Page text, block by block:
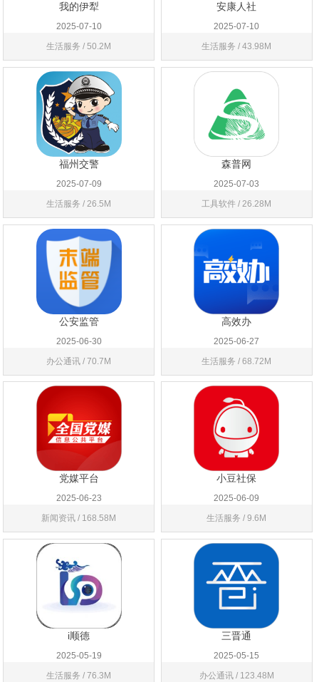
我的伊犁
2025-07-10
生活服务 / 50.2M
安康人社
2025-07-10
生活服务 / 43.98M
福州交警
2025-07-09
生活服务 / 26.5M
森普网
2025-07-03
工具软件 / 26.28M
公安监管
2025-06-30
办公通讯 / 70.7M
高效办
2025-06-27
生活服务 / 68.72M
党媒平台
2025-06-23
新闻资讯 / 168.58M
小豆社保
2025-06-09
生活服务 / 9.6M
i顺德
2025-05-19
生活服务 / 76.3M
三晋通
2025-05-15
办公通讯 / 123.48M